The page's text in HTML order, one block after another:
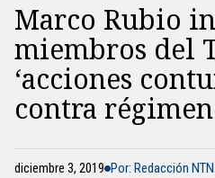
Marco Rubio
miembros del
‘acciones
contra
diciembre 3, 2019 Por: Redacción